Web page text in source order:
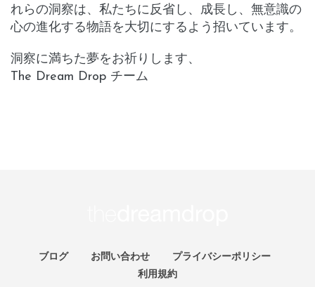
れらの洞察は、私たちに反省し、成長し、無意識の
心の進化する物語を大切にするよう招いています。
洞察に満ちた夢をお祈りします、
The Dream Drop チーム
ブログ お問い合わせ
プライバシーポリシー
利用規約